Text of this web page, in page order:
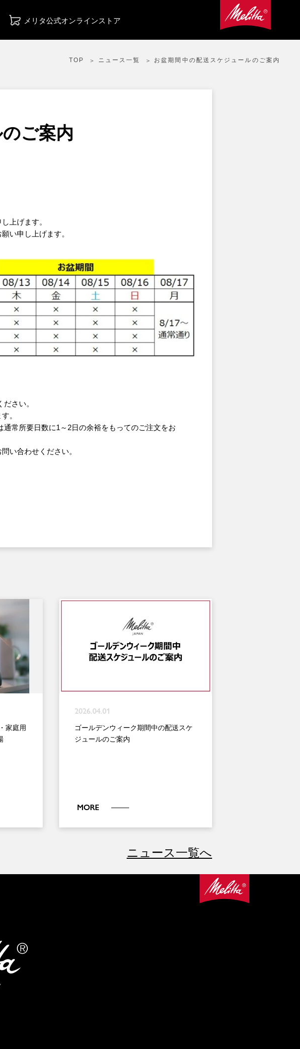
メリタ公式オンラインストア
TOP ニュース一覧 お盆期間中の配送スケジュールのご案内
ご案内
上げます。
い申し上げます。
さい。
。
常所要日数に1～2日の余裕をもってのご注文をお
い合わせください。
家庭用
2026.04.01
ゴールデンウィーク期間中の配送スケ
ジュールのご案内
MORE
ニュース一覧へ